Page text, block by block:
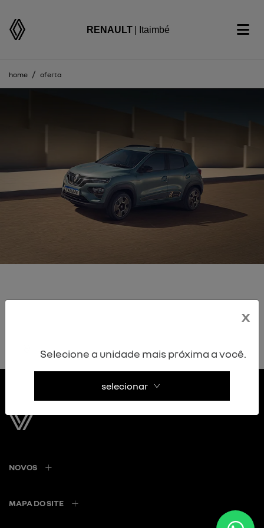
RENAULT | Itaimbé
home oferta
Não encontramos ofertas disponíveis para essa
NOVOS
MAPA DO SITE
x
Selecione a unidade mais próxima a você.
selecionar